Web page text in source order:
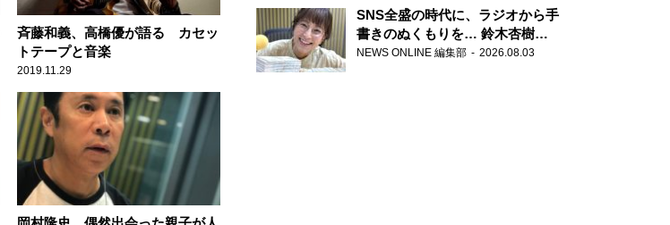
斉藤和義、高橋優が語る カセッ
トテープと音楽
2019.11.29
SNS全盛の時代に、ラジオから手
書きのぬくもりを… 鈴木杏樹の
直筆はがきが届く！
NEWS ONLINE 編集部 2026.08.03